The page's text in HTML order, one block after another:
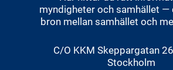
myndigheter och samhället —
bron mellan samhället och
C/O KKM Skeppargatan
Stockholm